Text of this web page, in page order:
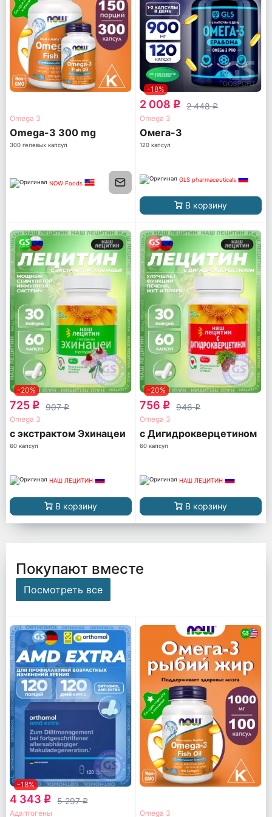
Omega 3
Omega-3 300 mg
300 гелевых капсул
NOW Foods
-18%
2 008 q 2 448q
Omega 3
Омега-3
120 капсул
GLS pharmaceuticals
В корзину
-20%
725 q 907q
Omega 3
с экстрактом Эхинацеи
60 капсул
НАШ ЛЕЦИТИН
В корзину
-20%
756 q 946q
Omega 3
с Дигидрокверцетином
60 капсул
НАШ ЛЕЦИТИН
В корзину
Покупают вместе
Посмотреть все
-18%
4 343 q 5 297q
Адаптогены Omega 3